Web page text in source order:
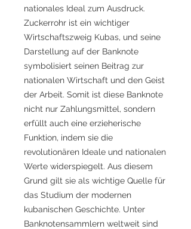
nationales Ideal zum Ausdruck.
Zuckerrohr ist ein wichtiger
Wirtschaftszweig Kubas, und seine
Darstellung auf der Banknote
symbolisiert seinen Beitrag zur
nationalen Wirtschaft und den Geist
der Arbeit. Somit ist diese Banknote
nicht nur Zahlungsmittel, sondern
erfüllt auch eine erzieherische
Funktion, indem sie die
revolutionären Ideale und nationalen
Werte widerspiegelt. Aus diesem
Grund gilt sie als wichtige Quelle für
das Studium der modernen
kubanischen Geschichte. Unter
Banknotensammlern weltweit sind